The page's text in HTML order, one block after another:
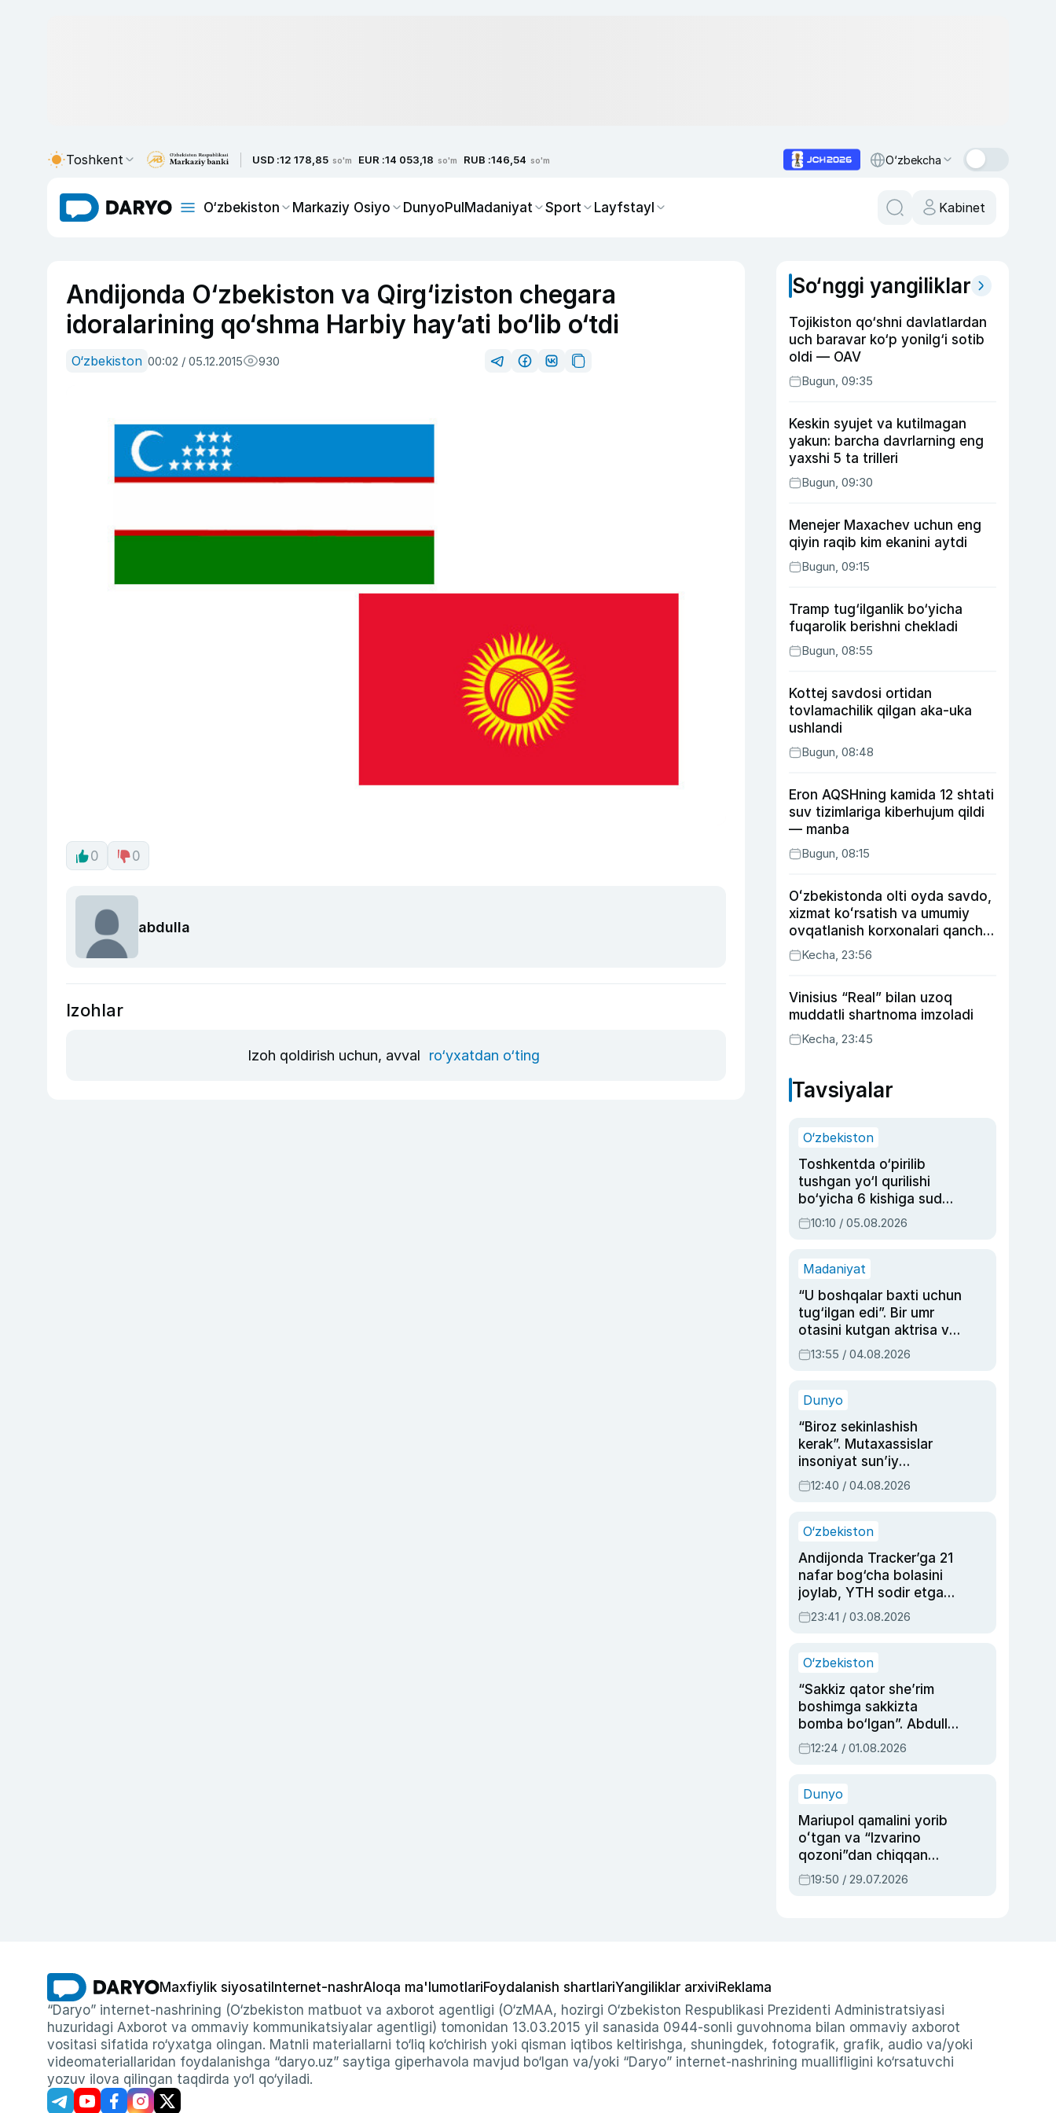
Toshkent USD :12 178,85 so'm EUR :14 053,18 so'm RUB :146,54 so'm O‘zbekcha
O‘zbekiston Markaziy Osiyo DunyoPulMadaniyat Sport Layfstayl Kabinet
Andijonda O‘zbekiston va Qirg‘iziston chegara
idoralarining qo‘shma Harbiy hay’ati bo‘lib o‘tdi
O‘zbekiston 00:02 / 05.12.2015 930
0 0
abdulla
Izohlar
Izoh qoldirish uchun, avval ro‘yxatdan o‘ting
So‘nggi yangiliklar
Tojikiston qo‘shni davlatlardan
uch baravar ko‘p yonilg‘i sotib
oldi — OAV
Bugun, 09:35
Keskin syujet va kutilmagan
yakun: barcha davrlarning eng
yaxshi 5 ta trilleri
Bugun, 09:30
Menejer Maxachev uchun eng
qiyin raqib kim ekanini aytdi
Bugun, 09:15
Tramp tug‘ilganlik bo‘yicha
fuqarolik berishni chekladi
Bugun, 08:55
Kottej savdosi ortidan
tovlamachilik qilgan aka-uka
ushlandi
Bugun, 08:48
Eron AQSHning kamida 12 shtati
suv tizimlariga kiberhujum qildi
— manba
Bugun, 08:15
Oʻzbekistonda olti oyda savdo,
xizmat koʻrsatish va umumiy
ovqatlanish korxonalari qancha
soliq toʻlagani ochiqlandi
Kecha, 23:56
Vinisius “Real” bilan uzoq
muddatli shartnoma imzoladi
Kecha, 23:45
Tavsiyalar
O‘zbekiston
Toshkentda o‘pirilib
tushgan yo‘l qurilishi
bo‘yicha 6 kishiga sud
hukmi o‘qildi
10:10 / 05.08.2026
Madaniyat
“U boshqalar baxti uchun
tug‘ilgan edi”. Bir umr
otasini kutgan aktrisa va
dublyaj ustasi Rimma
Ahmedovaning
13:55 / 04.08.2026
Dunyo
“Biroz sekinlashish
kerak”. Mutaxassislar
insoniyat sun’iy
intellektni boshqara
olmay qolishidan xavotir
12:40 / 04.08.2026
O‘zbekiston
Andijonda Tracker’ga 21
nafar bog‘cha bolasini
joylab, YTH sodir etgan
ayolga sud hukmi o‘qildi
23:41 / 03.08.2026
O‘zbekiston
“Sakkiz qator she’rim
boshimga sakkizta
bomba bo‘lgan”. Abdulla
Oripovni siyosiy
ayblovlardan asrab
12:24 / 01.08.2026
Dunyo
Mariupol qamalini yorib
oʻtgan va “Izvarino
qozoni”dan chiqqan
qahramon — Ukraina
armiyasi bosh
19:50 / 29.07.2026
Maxfiylik siyosati Internet-nashrAloqa ma'lumotlariFoydalanish shartlariYangiliklar arxiviReklama
“Daryo” internet-nashrining (O‘zbekiston matbuot va axborot agentligi (O‘zMAA, hozirgi O‘zbekiston Respublikasi Prezidenti Administratsiyasi
huzuridagi Axborot va ommaviy kommunikatsiyalar agentligi) tomonidan 13.03.2015 yil sanasida 0944-sonli guvohnoma bilan ommaviy axborot
vositasi sifatida ro‘yxatga olingan. Matnli materiallarni to‘liq ko‘chirish yoki qisman iqtibos keltirishga, shuningdek, fotografik, grafik, audio va/yoki
videomateriallaridan foydalanishga “daryo.uz” saytiga giperhavola mavjud bo‘lgan va/yoki “Daryo” internet-nashrining muallifligini ko‘rsatuvchi
yozuv ilova qilingan taqdirda yo‘l qo‘yiladi.